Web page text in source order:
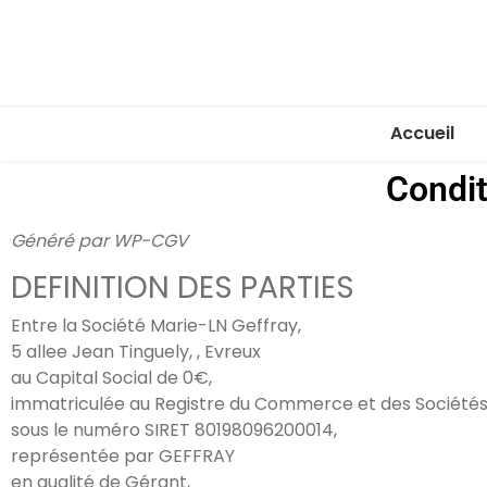
Accueil
Généré par WP-CGV
DEFINITION DES PARTIES
Entre la Société Marie-LN Geffray,
5 allee Jean Tinguely, , Evreux
au Capital Social de 0€,
immatriculée au Registre du Commerce et des
sous le numéro SIRET 80198096200014,
représentée par GEFFRAY
en qualité de Gérant,